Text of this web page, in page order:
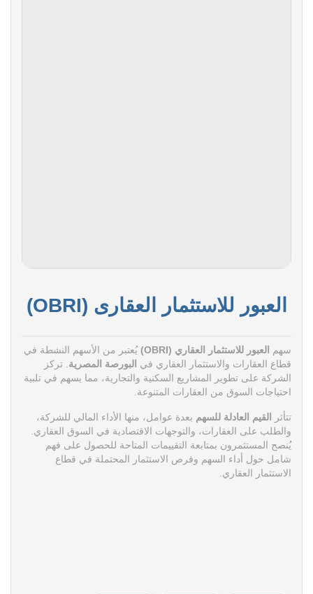
العبور للاستثمار العقارى (OBRI)
سهم العبور للاستثمار العقاري (OBRI)
يُعتبر من الأسهم النشطة في
قطاع العقارات والاستثمار العقاري في البورصة المصرية. تركز
الشركة على تطوير المشاريع السكنية والتجارية، مما يسهم في تلبية
احتياجات السوق من العقارات المتنوعة.
تتأثر القيم العادلة للسهم بعدة عوامل، منها الأداء المالي للشركة،
والطلب على العقارات، والتوجهات الاقتصادية في السوق العقاري.
يُنصح المستثمرون بمتابعة التقييمات المتاحة للحصول على فهم
شامل حول أداء السهم وفرص الاستثمار المحتملة في قطاع
الاستثمار العقاري.